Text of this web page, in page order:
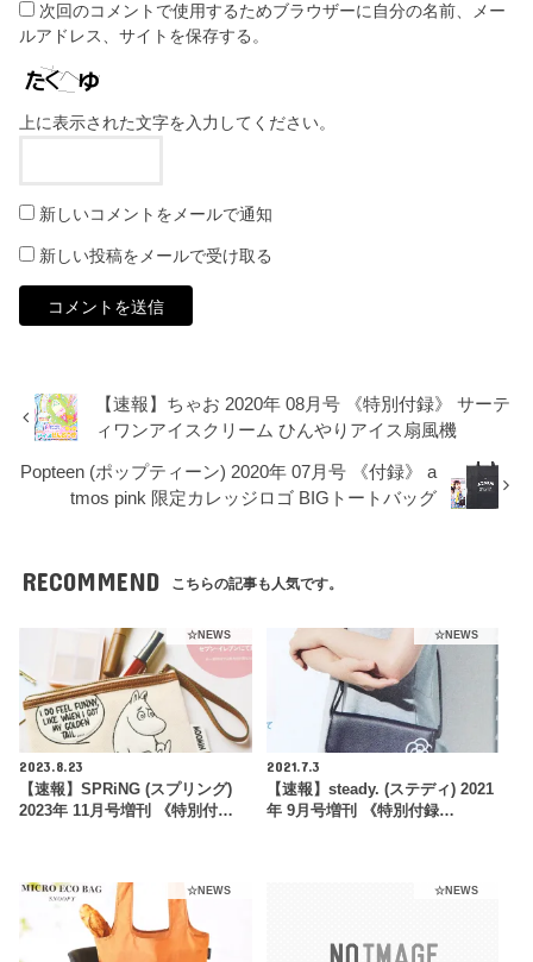
次回のコメントで使用するためブラウザーに自分の名前、メー
ルアドレス、サイトを保存する。
上に表示された文字を入力してください。
新しいコメントをメールで通知
新しい投稿をメールで受け取る
【速報】ちゃお 2020年 08月号 《特別付録》 サーテ
ィワンアイスクリーム ひんやりアイス扇風機
Popteen (ポップティーン) 2020年 07月号 《付録》 a
tmos pink 限定カレッジロゴ BIGトートバッグ
RECOMMEND こちらの記事も人気です。
☆NEWS
2023.8.23
【速報】SPRiNG (スプリング)
2023年 11月号増刊 《特別付…
☆NEWS
2021.7.3
【速報】steady. (ステディ) 2021
年 9月号増刊 《特別付録…
☆NEWS ☆NEWS